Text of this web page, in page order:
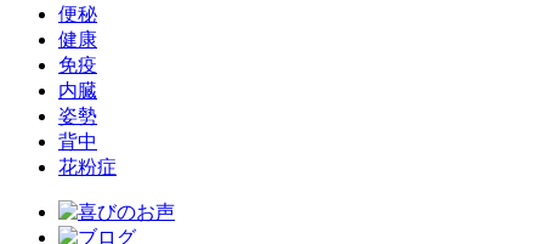
便秘
健康
免疫
内臓
姿勢
背中
花粉症